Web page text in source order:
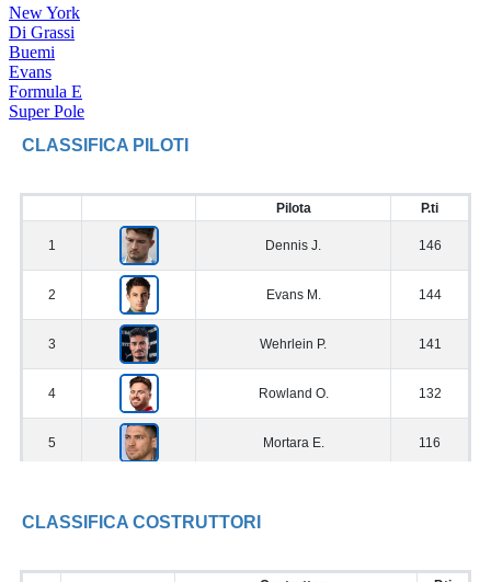
New York
Di Grassi
Buemi
Evans
Formula E
Super Pole